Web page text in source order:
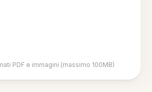
PDF e immagini (massimo 100MB)